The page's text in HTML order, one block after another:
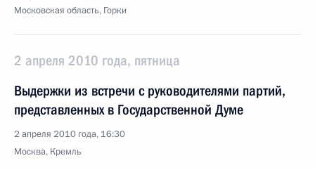
Московская область, Горки
2 апреля 2010 года, пятница
Выдержки из встречи с руководителями партий,
представленных в Государственной Думе
2 апреля 2010 года, 16:30
Москва, Кремль